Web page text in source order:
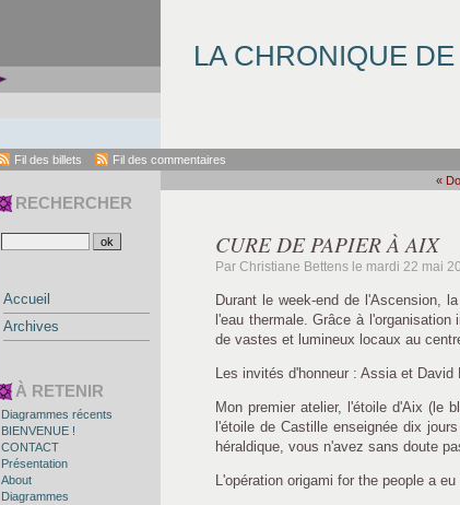
LA CHRONIQUE
«
CURE DE PAPIER À AIX
Par Christiane Bettens le mardi 22 mai
Durant le week-end de l'Ascension,
l'eau thermale. Grâce à
de vastes et lumineux locaux au
Les invités d'honneur : Assia et
Mon premier atelier, l'étoile d'Aix (le
l'étoile de Castille enseignée dix
héraldique, vous n'avez sans doute
L'opération origami for the people a
RECHERCHER
Accueil
Archives
À RETENIR
Diagrammes récents
BIENVENUE !
CONTACT
Présentation
About
Diagrammes
Fil des billets Fil des commentaires